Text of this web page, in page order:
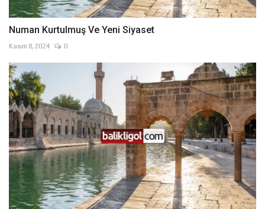
Numan Kurtulmuş Ve Yeni Siyaset
Kasım 8, 2024 0